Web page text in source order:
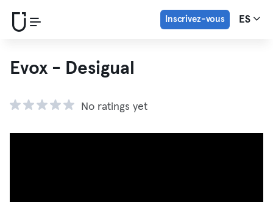
Inscrivez-vous ES
Evox - Desigual
No ratings yet